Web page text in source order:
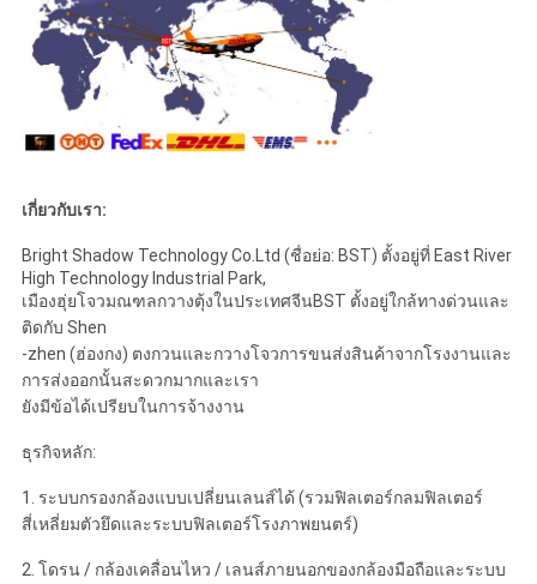
เกี่ยวกับเรา:
Bright Shadow Technology Co.Ltd (ชื่อย่อ: BST) ตั้งอยู่ที่ East River
High Technology Industrial Park,
เมืองฮุ่ยโจวมณฑลกวางตุ้งในประเทศจีนBST ตั้งอยู่ใกล้ทางด่วนและ
ติดกับ Shen
-zhen (ฮ่องกง) ตงกวนและกวางโจวการขนส่งสินค้าจากโรงงานและ
การส่งออกนั้นสะดวกมากและเรา
ยังมีข้อได้เปรียบในการจ้างงาน
ธุรกิจหลัก:
1. ระบบกรองกล้องแบบเปลี่ยนเลนส์ได้ (รวมฟิลเตอร์กลมฟิลเตอร์
สี่เหลี่ยมตัวยึดและระบบฟิลเตอร์โรงภาพยนตร์)
2. โดรน / กล้องเคลื่อนไหว / เลนส์ภายนอกของกล้องมือถือและระบบ